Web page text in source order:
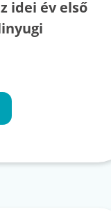
idei év első